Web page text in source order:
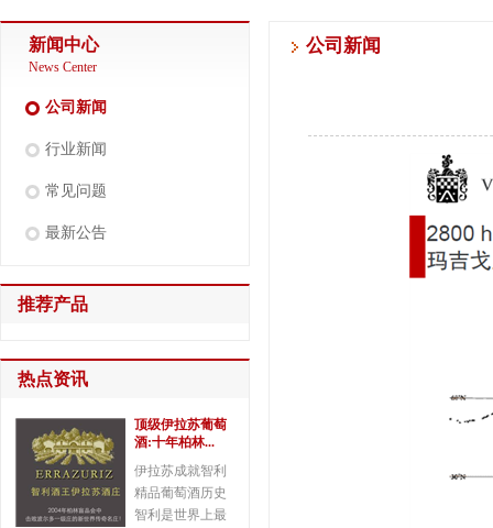
新闻中心
News Center
公司新闻
行业新闻
常见问题
最新公告
推荐产品
热点资讯
顶级伊拉苏葡萄
酒:十年柏林...
伊拉苏成就智利
精品葡萄酒历史
智利是世界上最
公司新闻